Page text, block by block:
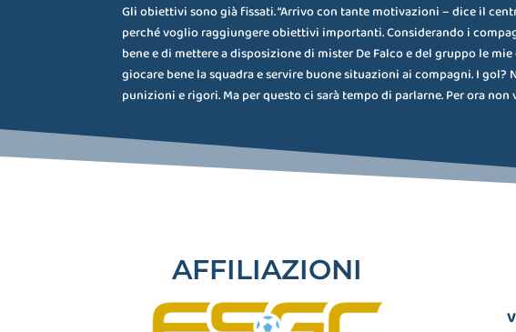
Gli obiettivi sono già fissati. “Arrivo con tante motivazioni – dice il
perché voglio raggiungere obiettivi importanti. Considerando i
bene e di mettere a disposizione di mister De Falco e del gruppo le
giocare bene la squadra e servire buone situazioni ai compagni. I
punizioni e rigori. Ma per questo ci sarà tempo di parlarne. Per ora
AFFILIAZIONI